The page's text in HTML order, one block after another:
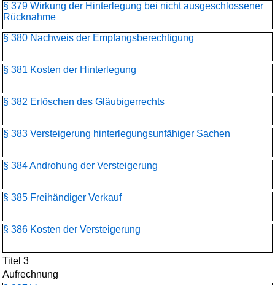
§ 379 Wirkung der Hinterlegung bei nicht ausgeschlossener
Rücknahme
§ 380 Nachweis der Empfangsberechtigung
§ 381 Kosten der Hinterlegung
§ 382 Erlöschen des Gläubigerrechts
§ 383 Versteigerung hinterlegungsunfähiger Sachen
§ 384 Androhung der Versteigerung
§ 385 Freihändiger Verkauf
§ 386 Kosten der Versteigerung
Titel 3
Aufrechnung